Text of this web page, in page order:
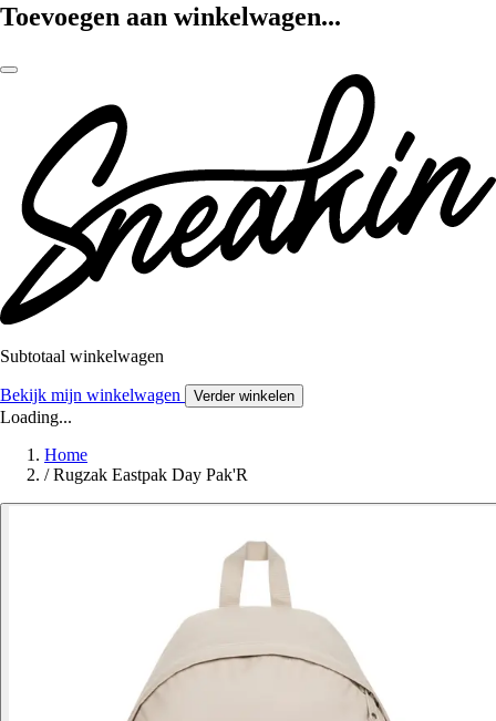
Toevoegen aan winkelwagen...
Subtotaal winkelwagen
Bekijk mijn winkelwagen Verder winkelen
Loading...
Home
/ Rugzak Eastpak Day Pak'R